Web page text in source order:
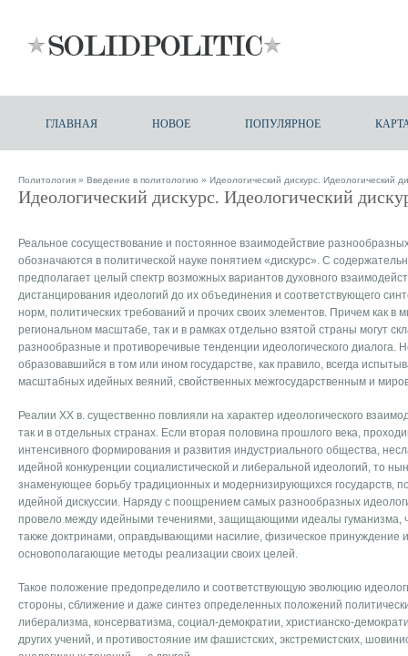
ГЛАВНАЯ НОВОЕ ПОПУЛЯРНОЕ
Политология » Введение в политологию » Идеологический дискурс. Идеологический
Идеологический дискурс. Идеологический
Реальное сосуществование и постоянное взаимодействие
обозначаются в политической науке понятием «дискурс». С
предполагает целый спектр возможных вариантов духовного
дистанцирования идеологий до их объединения и соответствующего
норм, политических требований и прочих своих элементов. Причем как в
региональном масштабе, так и в рамках отдельно взятой страны могут
разнообразные и противоречивые тенденции идеологического диалога.
образовавшийся в том или ином государстве, как правило, всегда
масштабных идейных веяний, свойственных межгосударственным и
Реалии XX в. существенно повлияли на характер идеологического
так и в отдельных странах. Если вторая половина прошлого века,
интенсивного формирования и развития индустриального общества,
идейной конкуренции социалистической и либеральной идеологий, то
знаменующее борьбу традиционных и модернизирующихся государств,
идейной дискуссии. Наряду с поощрением самых разнообразных
провело между идейными течениями, защищающими идеалы гуманизма,
также доктринами, оправдывающими насилие, физическое принуждение
основополагающие методы реализации своих целей.
Такое положение предопределило и соответствующую эволюцию
стороны, сближение и даже синтез определенных положений
либерализма, консерватизма, социал-демократии, христианско-
других учений, и противостояние им фашистских, экстремистских,